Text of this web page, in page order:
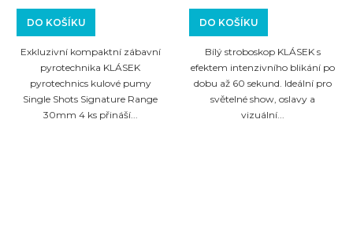
DO KOŠÍKU
Exkluzivní kompaktní zábavní
pyrotechnika KLÁSEK
pyrotechnics kulové pumy
Single Shots Signature Range
30mm 4 ks přináší...
DO KOŠÍKU
Bílý stroboskop KLÁSEK s
efektem intenzivního blikání po
dobu až 60 sekund. Ideální pro
světelné show, oslavy a
vizuální...